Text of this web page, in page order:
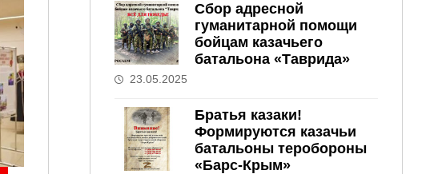
Сбор адресной
гуманитарной помощи
бойцам казачьего
батальона «Таврида»
23.05.2025
Братья казаки!
Формируются казачьи
батальоны теробороны
«Барс-Крым»